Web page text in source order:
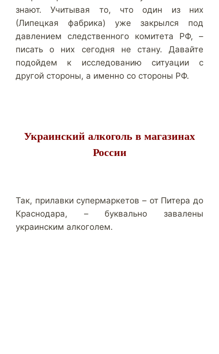
знают. Учитывая то, что один из них
(Липецкая фабрика) уже закрылся под
давлением следственного комитета РФ, –
писать о них сегодня не стану. Давайте
подойдем к исследованию ситуации с
другой стороны, а именно со стороны РФ.
Украинский алкоголь в магазинах
России
Так, прилавки супермаркетов – от Питера до
Краснодара, – буквально завалены
украинским алкоголем.